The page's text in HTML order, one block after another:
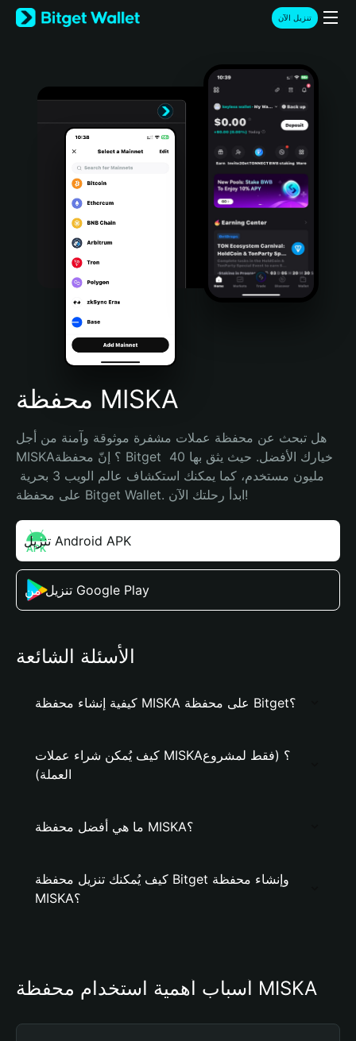
English
日本語
Türkçe
Português (Portugal)
Bahasa Indonesia
Português (Brasil)
Español (Argentina)
تنزيل الآن
محفظة MISKA
هل تبحث عن محفظة عملات مشفرة موثوقة وآمنة من أجل
MISKA؟ إنّ محفظة Bitget خيارك الأفضل. حيث يثق بها 40
على محفظة Bitget Wallet. ابدأ رحلتك الآن!
تنزيل Android APK
تنزيل من Google Play
الأسئلة الشائعة
كيفية إنشاء محفظة MISKA على محفظة Bitget؟
كيف يُمكن شراء عملات MISKA؟ (فقط لمشروع
العملة)
ما هي أفضل محفظة MISKA؟
كيف يُمكنك تنزيل محفظة Bitget وإنشاء محفظة
MISKA؟
أسباب أهمية استخدام محفظة MISKA